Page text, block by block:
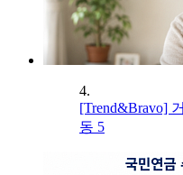
4.
[Trend&Bravo]
동 5